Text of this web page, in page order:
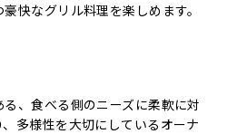
快なグリル料理を楽しめます。
、食べる側のニーズに柔軟に対
多様性を大切にしているオーナ